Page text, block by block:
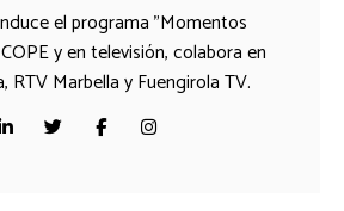
el programa "Momentos
y en televisión, colabora en
RTV Marbella y Fuengirola TV.